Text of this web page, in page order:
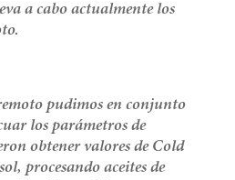
a cabo actualmente los
pudimos en conjunto
los parámetros de
obtener valores de Cold
procesando aceites de